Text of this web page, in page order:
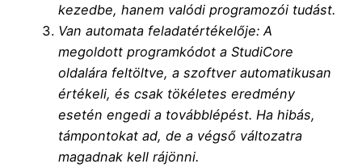
kezedbe, hanem valódi programozói tudást.
Van automata feladatértékelője: A
megoldott programkódot a StudiCore
oldalára feltöltve, a szoftver automatikusan
értékeli, és csak tökéletes eredmény
esetén engedi a továbblépést. Ha hibás,
támpontokat ad, de a végső változatra
magadnak kell rájönni.